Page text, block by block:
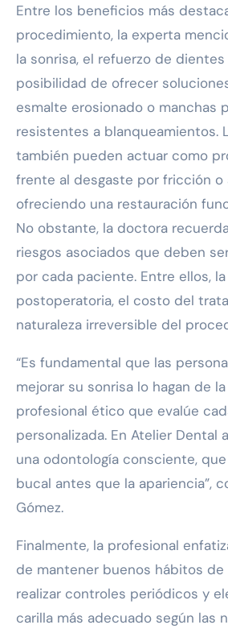
Entre los beneficios más
procedimiento, la experta
la sonrisa, el refuerzo de
posibilidad de ofrecer
esmalte erosionado o manchas
resistentes a blanqueamientos.
también pueden actuar como
frente al desgaste por fricción o
ofreciendo una restauración
No obstante, la doctora
riesgos asociados que deben
por cada paciente. Entre ellos,
postoperatoria, el costo del
naturaleza irreversible del
“Es fundamental que las
mejorar su sonrisa lo hagan de
profesional ético que evalúe
personalizada. En Atelier Dental
una odontología consciente,
bucal antes que la apariencia”,
Gómez.
Finalmente, la profesional
de mantener buenos hábitos de
realizar controles periódicos y
carilla más adecuado según las